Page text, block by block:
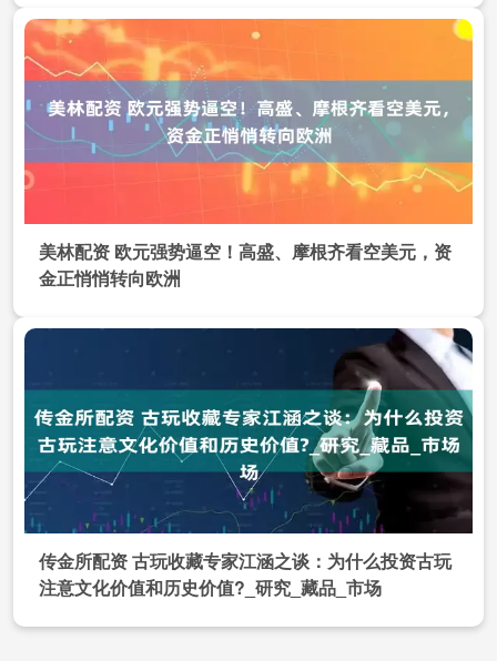
美林配资 欧元强势逼空！高盛、摩根齐看空美元，资
金正悄悄转向欧洲
传金所配资 古玩收藏专家江涵之谈：为什么投资古玩
注意文化价值和历史价值?_研究_藏品_市场